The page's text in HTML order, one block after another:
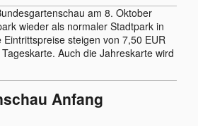
am 8. Oktober
wieder als normaler Stadtpark in
steigen von 7,50 EUR
Auch die Jahreskarte wird
Anfang